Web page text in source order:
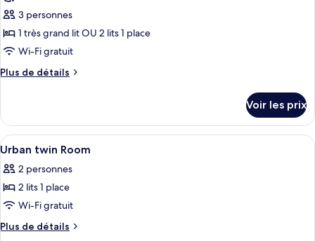
fleuve
ce
type
de
chambre :
Chambre
»,
balcon,
vue
fleuve
3 personnes
1 très grand lit OU 2 lits 1 place
Wi-Fi gratuit
Plus de détails
Plus
le
type
de
Chambre
«
»,
balcon,
vue
Voir les prix
Afficher
toutes
les
photos
pour
ce
Minibar, coffres-forts dans les
3
Urban twin Room
2 personnes
2 lits 1 place
Wi-Fi gratuit
Plus de détails
Plus